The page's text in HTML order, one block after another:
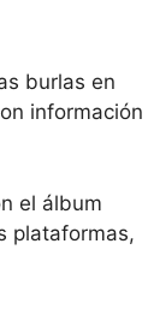
burlas en
información
el álbum
plataformas,